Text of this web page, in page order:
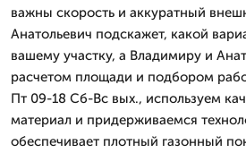
важны скорость и аккуратный
Анатольевич подскажет, какой
вашему участку, а Владимиру и
расчетом площади и подбором
Пт 09-18 Сб-Вс вых., используем
материал и придерживаемся
обеспечивает плотный газонный